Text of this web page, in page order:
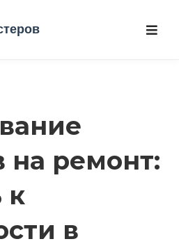
на ремонт:
к
в